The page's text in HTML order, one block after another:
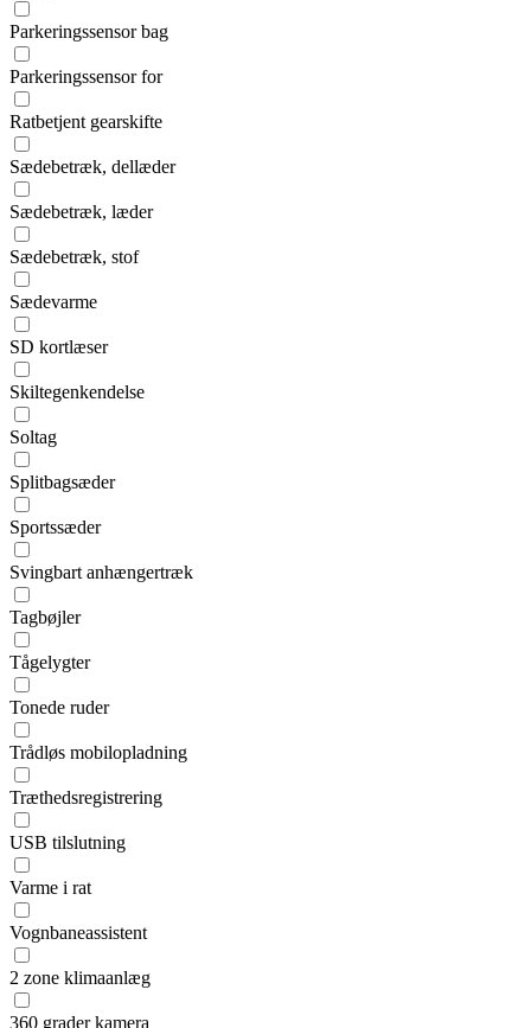
Parkeringssensor bag
Parkeringssensor for
Ratbetjent gearskifte
Sædebetræk, dellæder
Sædebetræk, læder
Sædebetræk, stof
Sædevarme
SD kortlæser
Skiltegenkendelse
Soltag
Splitbagsæder
Sportssæder
Svingbart anhængertræk
Tagbøjler
Tågelygter
Tonede ruder
Trådløs mobilopladning
Træthedsregistrering
USB tilslutning
Varme i rat
Vognbaneassistent
2 zone klimaanlæg
360 grader kamera